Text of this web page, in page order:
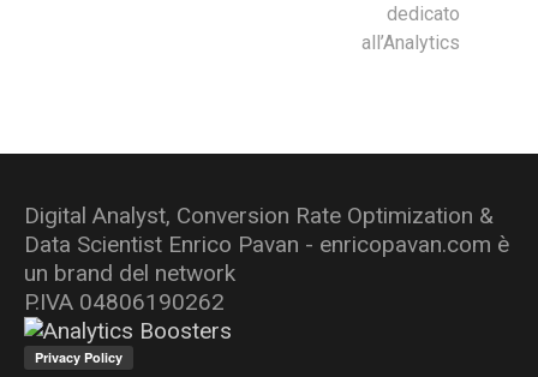
dedicato
all’Analytics
Digital Analyst, Conversion Rate Optimization &
Data Scientist Enrico Pavan - enricopavan.com è
un brand del network
P.IVA 04806190262